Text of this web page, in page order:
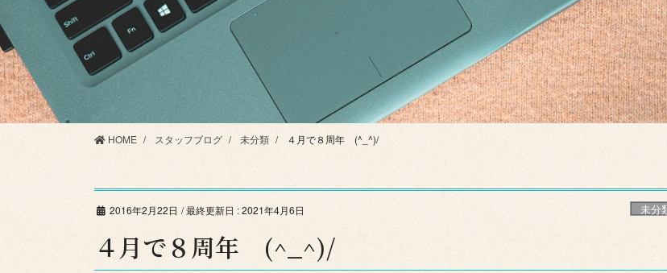
HOME スタッフブログ 未分類 ４月で８周年 (^_^)/
2016年2月22日 / 最終更新日 :2021年4月6日 未分
４月で８周年 (^_^)/